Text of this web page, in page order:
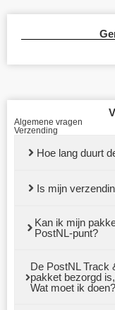
Algemene vragen
Verzending
Hoe lang duurt
Is mijn
Kan ik mijn
PostNL-punt?
De PostNL Track
pakket bezorgd
Wat moet ik doen?